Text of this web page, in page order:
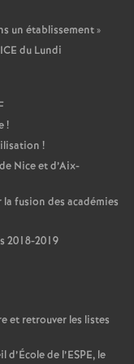
un établissement»
du Lundi
!
!
Nice et d’Aix-
la fusion des académies
2018-2019
et retrouver les listes
de l’ESPE, le